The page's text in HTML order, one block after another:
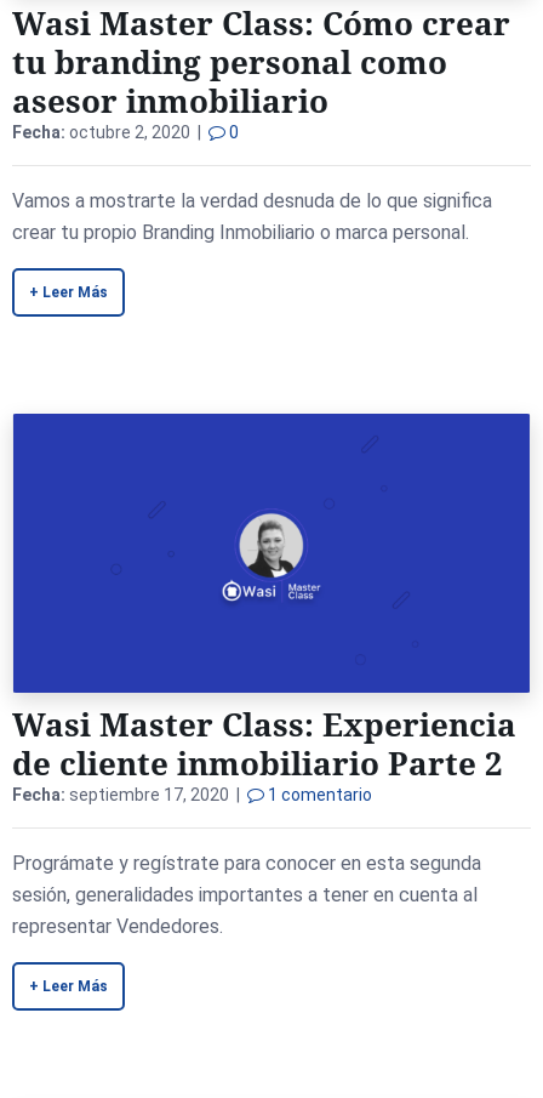
Wasi Master Class: Cómo crear
tu branding personal como
asesor inmobiliario
Fecha: octubre 2, 2020 | 0
Vamos a mostrarte la verdad desnuda de lo que significa
crear tu propio Branding Inmobiliario o marca personal.
+ Leer Más
Wasi Master Class: Experiencia
de cliente inmobiliario Parte 2
Fecha: septiembre 17, 2020 | 1 comentario
Prográmate y regístrate para conocer en esta segunda
sesión, generalidades importantes a tener en cuenta al
representar Vendedores.
+ Leer Más